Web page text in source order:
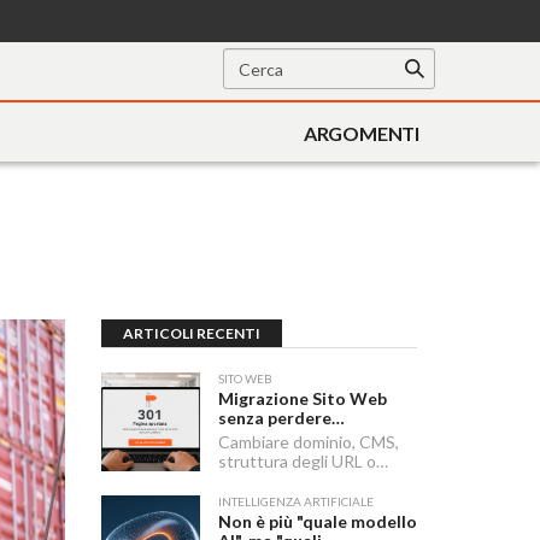
ARGOMENTI
ARTICOLI RECENTI
SITO WEB
Migrazione Sito Web
senza perdere
posizionamento:
Redirect 301, URL e
Checklist SEO
Cambiare dominio, CMS,
struttura degli URL o
momenti in cui un sito
rischia di perdere visibilità
INTELLIGENZA ARTIFICIALE
Non è più "quale modello